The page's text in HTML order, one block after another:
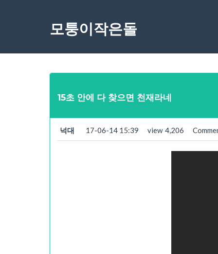
모퉁이작은돌
15초 안에 다 찾으면 천재라네
넉대 17-06-14 15:39 view 4,206